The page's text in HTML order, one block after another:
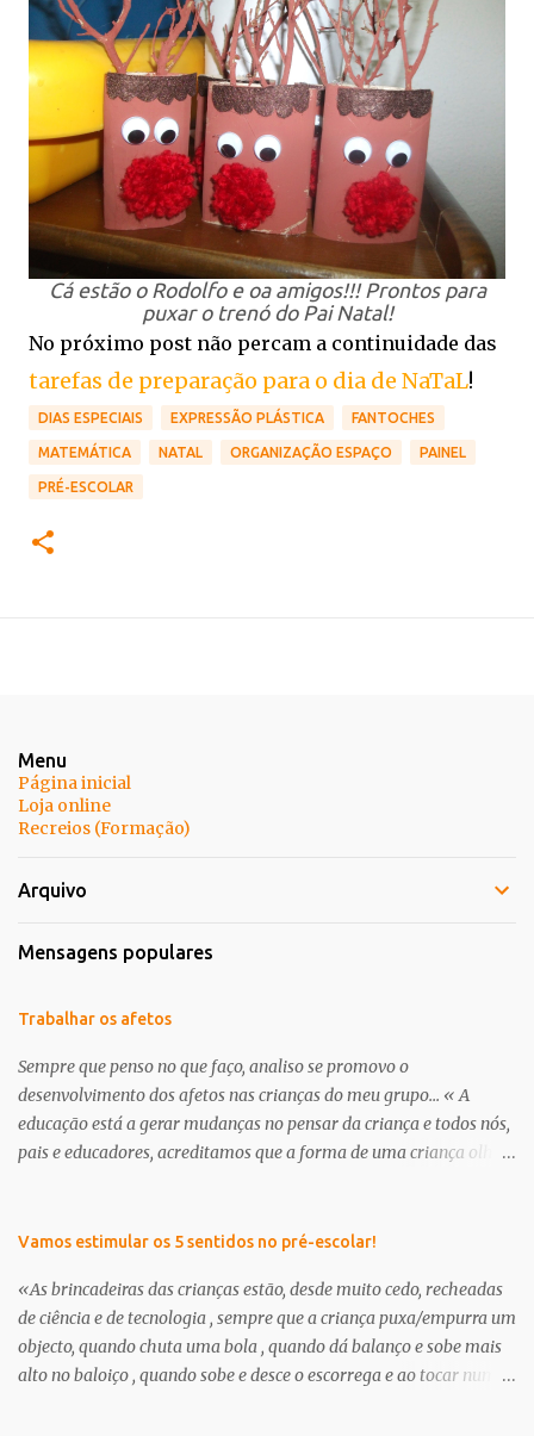
Cá estão o Rodolfo e oa amigos!!! Prontos para
puxar o trenó do Pai Natal!
No próximo post não percam a continuidade das
tarefas de preparação para o dia de NaTaL!
DIAS ESPECIAIS EXPRESSÃO PLÁSTICA FANTOCHES
MATEMÁTICA NATAL ORGANIZAÇÃO ESPAÇO PAINEL
PRÉ-ESCOLAR
Menu
Página inicial
Loja online
Recreios (Formação)
Arquivo
Mensagens populares
Trabalhar os afetos
Sempre que penso no que faço, analiso se promovo o
desenvolvimento dos afetos nas crianças do meu grupo... « A
educação está a gerar mudanças no pensar da criança e todos nós,
pais e educadores, acreditamos que a forma de uma criança olhar
“nova” infância. Uma infância que tem de respeitar os seus
através da brincadeira, desenvolver os seus afetos tanto com as
suas outras potencialidades.» in, projeto curricular de sala ano
2012/13, educadora Milena Branco Continuamos a encontrar dias
específicos para abordar a amizade, o outro, enfim, cada um dá-
Vamos estimular os 5 sentidos no pré-escolar!
«As brincadeiras das crianças estão, desde muito cedo, recheadas
de ciência e de tecnologia , sempre que a criança puxa/empurra um
objecto, quando chuta uma bola , quando dá balanço e sobe mais
alto no baloiço , quando sobe e desce o escorrega e ao tocar num